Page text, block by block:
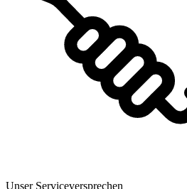
Unser Serviceversprechen